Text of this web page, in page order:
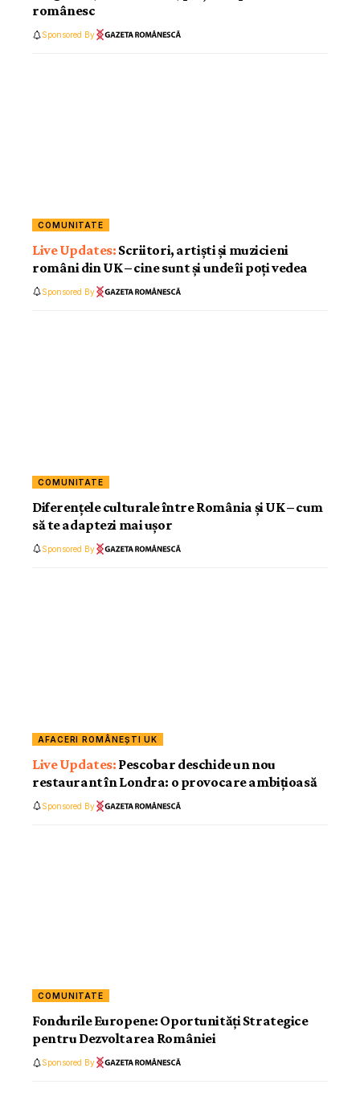
românesc
Sponsored By
COMUNITATE
Scriitori, artiști și muzicieni
români din UK – cine sunt și unde îi poți vedea
Sponsored By
COMUNITATE
Diferențele culturale între România și UK – cum
să te adaptezi mai ușor
Sponsored By
AFACERI ROMÂNEȘTI UK
Pescobar deschide un nou
restaurant în Londra: o provocare ambițioasă
Sponsored By
COMUNITATE
Fondurile Europene: Oportunități Strategice
pentru Dezvoltarea României
Sponsored By